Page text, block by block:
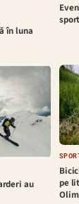
în luna
au
pe